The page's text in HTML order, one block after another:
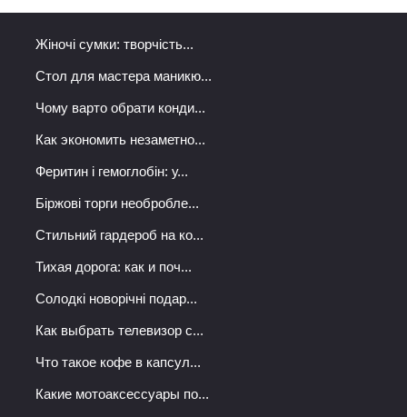
Жіночі сумки: творчість...
Стол для мастера маникю...
Чому варто обрати конди...
Как экономить незаметно...
Феритин і гемоглобін: у...
Біржові торги необробле...
Стильний гардероб на ко...
Тихая дорога: как и поч...
Солодкі новорічні подар...
Как выбрать телевизор с...
Что такое кофе в капсул...
Какие мотоаксессуары по...